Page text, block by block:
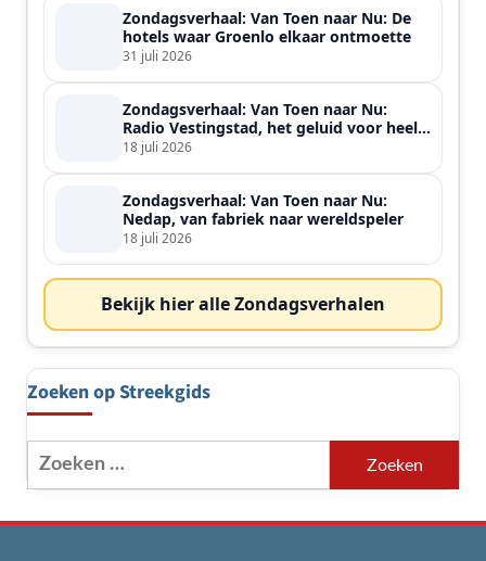
Zondagsverhaal: Van Toen naar Nu: De
hotels waar Groenlo elkaar ontmoette
31 juli 2026
Zondagsverhaal: Van Toen naar Nu:
Radio Vestingstad, het geluid voor heel
de streek
18 juli 2026
Zondagsverhaal: Van Toen naar Nu:
Nedap, van fabriek naar wereldspeler
18 juli 2026
Bekijk hier alle Zondagsverhalen
Zoeken op Streekgids
Zoeken
naar: